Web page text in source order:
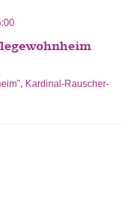
Kardinal-Rauscher-